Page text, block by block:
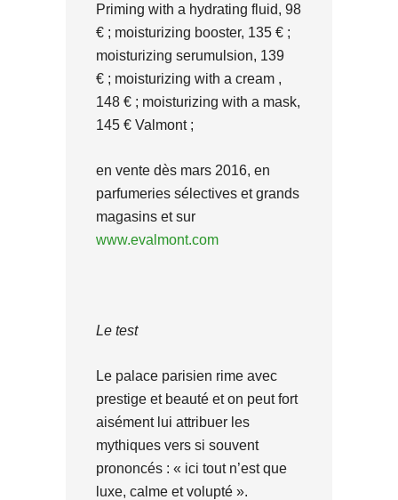
Priming with a hydrating fluid, 98
€ ; moisturizing booster, 135 € ;
moisturizing serumulsion, 139
€ ; moisturizing with a cream ,
148 € ; moisturizing with a mask,
145 € Valmont ;
en vente dès mars 2016, en
parfumeries sélectives et grands
magasins et sur
www.evalmont.com
Le test
Le palace parisien rime avec
prestige et beauté et on peut fort
aisément lui attribuer les
mythiques vers si souvent
prononcés : « ici tout n’est que
luxe, calme et volupté ».